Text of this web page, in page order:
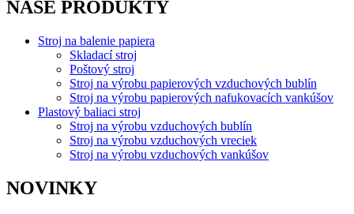
NAŠE PRODUKTY
Stroj na balenie papiera
Skladací stroj
Poštový stroj
Stroj na výrobu papierových vzduchových bublín
Stroj na výrobu papierových nafukovacích vankúšov
Plastový baliaci stroj
Stroj na výrobu vzduchových bublín
Stroj na výrobu vzduchových vreciek
Stroj na výrobu vzduchových vankúšov
NOVINKY